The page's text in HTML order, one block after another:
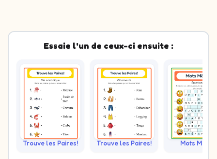
Essaie l'un de ceux-ci ensuite :
Trouve les Paires! Trouve les Paires! Mots Mêlés